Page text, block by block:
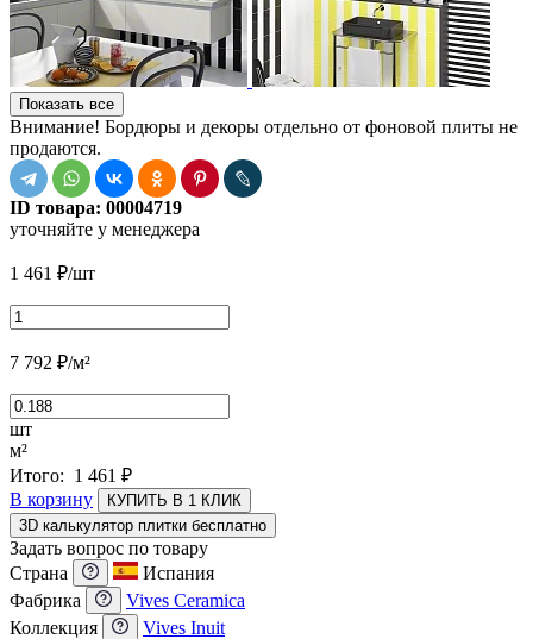
Показать все
Внимание! Бордюры и декоры отдельно от фоновой плиты не
продаются.
ID товара: 00004719
уточняйте у менеджера
1 461 ₽/шт
7 792 ₽/м²
шт
м²
Итого: 1 461 ₽
В корзину
КУПИТЬ В 1 КЛИК
3D калькулятор плитки бесплатно
Задать вопрос по товару
Страна
Испания
Фабрика
Vives Ceramica
Коллекция
Vives Inuit